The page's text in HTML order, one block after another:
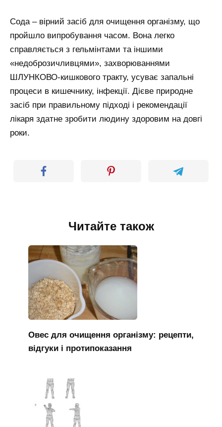
Сода – вірний засіб для очищення організму, що
пройшло випробування часом. Вона легко
справляється з гельмінтами та іншими
«недоброзичливцями», захворюваннями
ШЛУНКОВО-кишкового тракту, усуває запальні
процеси в кишечнику, інфекції. Дієве природне
засіб при правильному підході і рекомендації
лікаря здатне зробити людину здоровим на довгі
роки.
Читайте також
Овес для очищення організму: рецепти,
відгуки і протипоказання